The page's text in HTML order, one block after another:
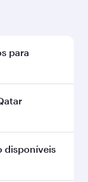
para
para
inicial para
com a
Doha a
disponíveis